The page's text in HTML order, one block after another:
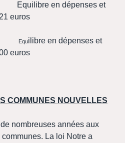
Equilibre en dépenses et
euros
Equilibre en dépenses et
euros
COMMUNES NOUVELLES
de nombreuses années aux
La loi Notre a